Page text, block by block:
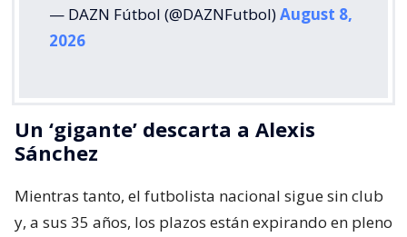
— DAZN Fútbol (@DAZNFutbol)August 8,
2026
Un ‘gigante’ descarta a Alexis
Sánchez
Mientras tanto, el futbolista nacional sigue sin club
y, a sus 35 años, los plazos están expirando en pleno